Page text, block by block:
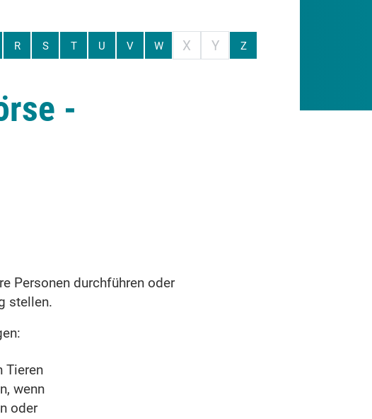
R S T U V W X Y Z
-
Personen durchführen oder
stellen.
:
Tieren
wenn
oder